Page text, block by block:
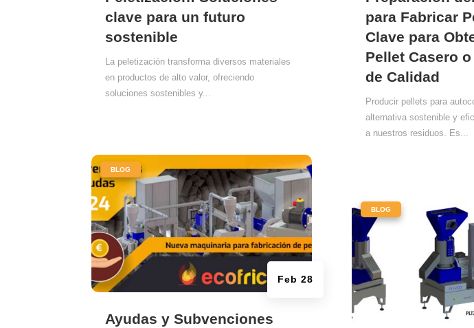
clave para un futuro
sostenible
La peletización transforma diversos materiales
en productos de alto valor, ofreciendo
soluciones sostenibles y...
Ayudas y Subvenciones
Feb 28
BLOG
para Fabricar
Clave para
Pellet Casero
de Calidad
Producir pellets para
alternativa sostenible y
a nuestros residuos. Es...
BLOG